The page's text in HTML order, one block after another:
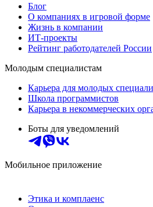
Блог
О компаниях в игровой форме
Жизнь в компании
ИТ-проекты
Рейтинг работодателей России
Молодым специалистам
Карьера для молодых
Школа программистов
Карьера в некоммерческих
Боты для уведомлений
Мобильное приложение
Этика и комплаенс